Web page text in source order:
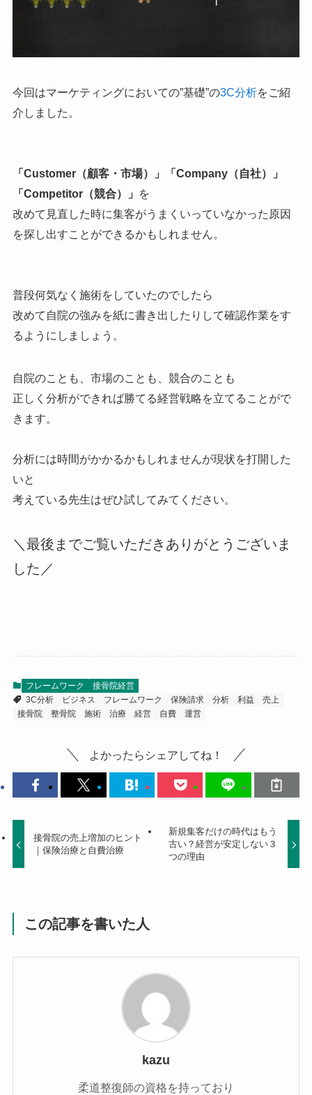
今回はマーケティングにおいての”基礎”の3C分析をご紹
介しました。
「Customer（顧客・市場）」「Company（自社）」
「Competitor（競合）」
を
改めて見直した時に集客がうまくいっていなかった原因
を探し出すことができるかもしれません。
普段何気なく施術をしていたのでしたら
改めて自院の強みを紙に書き出したりして確認作業をす
るようにしましょう。
自院のことも、市場のことも、競合のことも
正しく分析ができれば勝てる経営戦略を立てることがで
きます。
分析には時間がかかるかもしれませんが現状を打開した
いと
考えている先生はぜひ試してみてください。
＼最後までご覧いただきありがとうございま
した／
フレームワーク
接骨院経営
3C分析
ビジネス フレームワーク 保険請求 分析 利益
売上
接骨院
整骨院 施術 治療 経営 自費 運営
よかったらシェアしてね！
接骨院の売上増加のヒント
｜保険治療と自費治療
新規集客だけの時代はもう
古い？経営が安定しない３
つの理由
この記事を書いた人
kazu
柔道整復師の資格を持っており